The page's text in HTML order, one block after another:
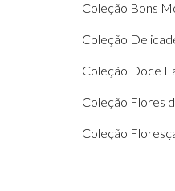
Coleção Bons
Coleção
Coleção Doce
Coleção Flores
Coleção